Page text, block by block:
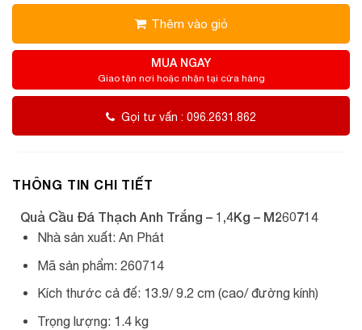
Thêm vào giỏ
MUA NGAY
Giao tận nơi hoặc nhận tại cửa hàng
Gọi tư vấn : 096.2631.862
THÔNG TIN CHI TIẾT
Quả Cầu Đá Thạch Anh Trắng – 1,4Kg – M260714
Nhà sản xuất: An Phát
Mã sản phẩm: 260714
Kích thước cả đế: 13.9/ 9.2 cm (cao/ đường kính)
Trọng lượng: 1.4 kg